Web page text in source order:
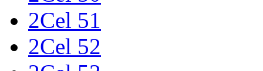
2Cel 51
2Cel 52